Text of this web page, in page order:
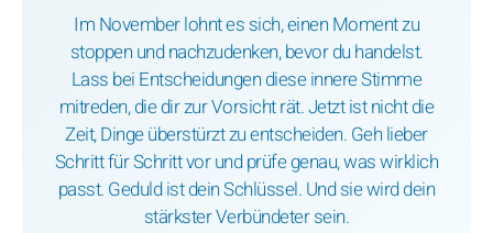
Im November lohnt es sich, einen Moment zu
stoppen und nachzudenken, bevor du handelst.
Lass bei Entscheidungen diese innere Stimme
mitreden, die dir zur Vorsicht rät. Jetzt ist nicht die
Zeit, Dinge überstürzt zu entscheiden. Geh lieber
Schritt für Schritt vor und prüfe genau, was wirklich
passt. Geduld ist dein Schlüssel. Und sie wird dein
stärkster Verbündeter sein.